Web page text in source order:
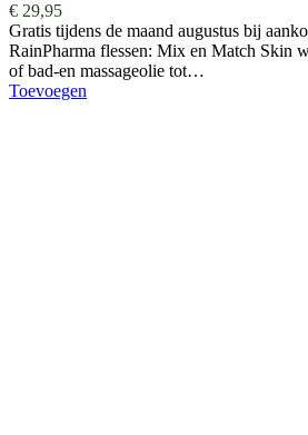
€ 29,95
Gratis tijdens de maand augustus bij
RainPharma flessen: Mix en Match Skin
of bad-en massageolie tot…
Toevoegen